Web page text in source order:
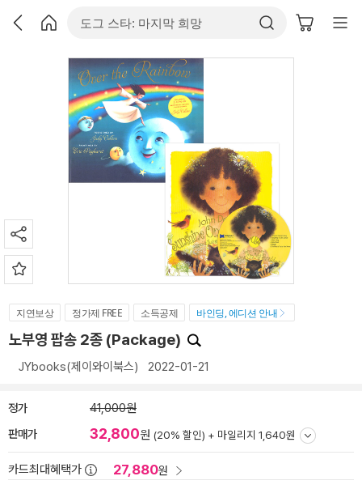
지연보상 정가제 FREE 소득공제 바인딩, 에디션 안내
노부영 팝송 2종 (Package)
JYbooks(제이와이북스) 2022-01-21
정가 41,000원
판매가 32,800원 (20% 할인) + 마일리지 1,640원
카드최대혜택가 27,880원